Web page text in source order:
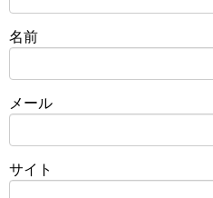
名前
メール
サイト